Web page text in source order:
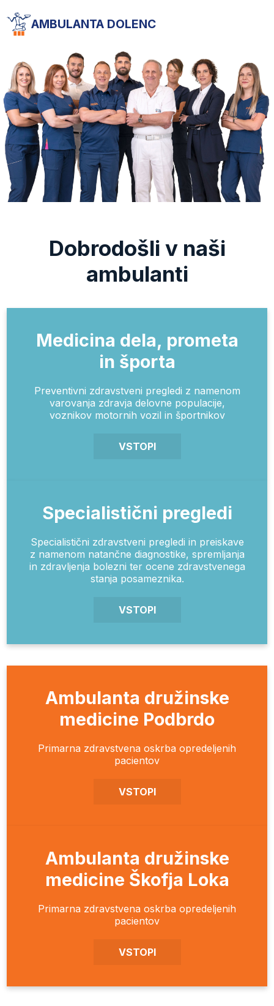
AMBULANTA DOLENC
Dobrodošli v naši
ambulanti
Medicina dela, prometa
in športa
Preventivni zdravstveni pregledi z namenom
varovanja zdravja delovne populacije,
voznikov motornih vozil in športnikov
VSTOPI
Specialistični pregledi
Specialistični zdravstveni pregledi in preiskave
z namenom natančne diagnostike, spremljanja
in zdravljenja bolezni ter ocene zdravstvenega
stanja posameznika.
VSTOPI
Ambulanta družinske
medicine Podbrdo
Primarna zdravstvena oskrba opredeljenih
pacientov
VSTOPI
Ambulanta družinske
medicine Škofja Loka
Primarna zdravstvena oskrba opredeljenih
pacientov
VSTOPI